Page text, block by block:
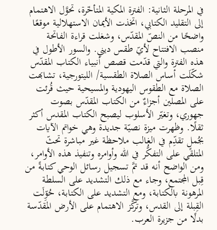
في المرحلة الثانية: الفترة المكية المتأخّرة، تحوَّل الاهتمام
إلى التقليد الكتابي، اتخذت الأيمان الاستهلالية موقعًا
واضحًا من النصّ المقدّس، وشغلت قراءة الفاتحة
منصب الافتتاح لأيّ طقس ديني. والسور الأطول في
هذه الفترة والتي قدّمت قصص أنبياء الكتاب المقدّس
شكّلَت أساس الصلاة الطقسية/ الليتورجية، تشابهت
الصلاة مع الطقوس اليهودية والمسيحية حيث قُرئت
على المصلين أجزاءٌ من الكتاب المقدّس بصوت
جهوري، وتغيّر الأسلوب ليصبح الكتاب المقدس أكثر
ثقلًا. وظهرت ميزة نصيّة جديدة وهي خواتم الآيات
بجُملٍ تقدِّم في الغالب ملاحظة غير مباشرة تحثّ
المتلقي على التفكُّر في الله وأوامره وتنفيذ هذه الأوامر،
ومن الواضح أنه قد تمَّ تسجيل رسائل الوحي كتابةً من
قِبل المجتمع، وجاء مع ذلك التشديد على السلطة
المرهونة بالكتابة، ومع التشديد على الكتابة، حُوِّلَت
القِبلة إلى القدس، وتركَّز الاهتمام على الأرض المقدّسة
بدلًا من جزيرة العرب.